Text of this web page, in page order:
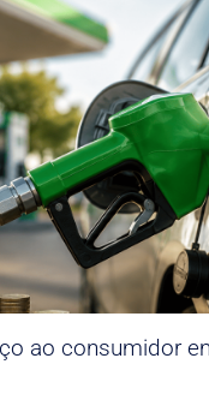
ao consumidor